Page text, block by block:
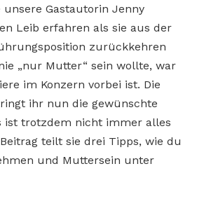
unsere Gastautorin Jenny
Leib erfahren als sie aus der
zurückkehren
„nur Mutter“ sein wollte, war
im Konzern vorbei ist. Die
ihr nun die gewünschte
ist trotzdem nicht immer alles
teilt sie drei Tipps, wie du
und Muttersein unter